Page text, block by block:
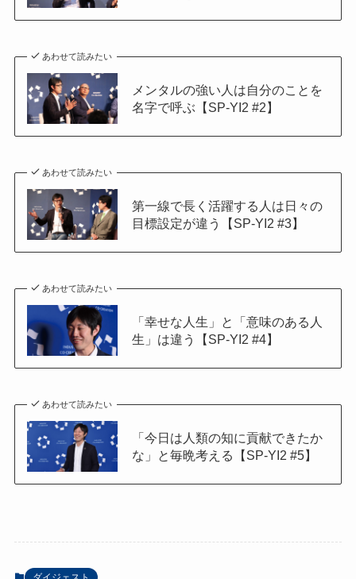
あわせて読みたい
メンタルの強い人は自分のことを
名字で呼ぶ【SP-YI2 #2】
あわせて読みたい
第一線で長く活躍する人は日々の
目標設定が違う【SP-YI2 #3】
あわせて読みたい
「幸せな人生」と「意味のある人
生」は違う【SP-YI2 #4】
あわせて読みたい
「今日は人類の知に貢献できたか
な」と毎晩考える【SP-YI2 #5】